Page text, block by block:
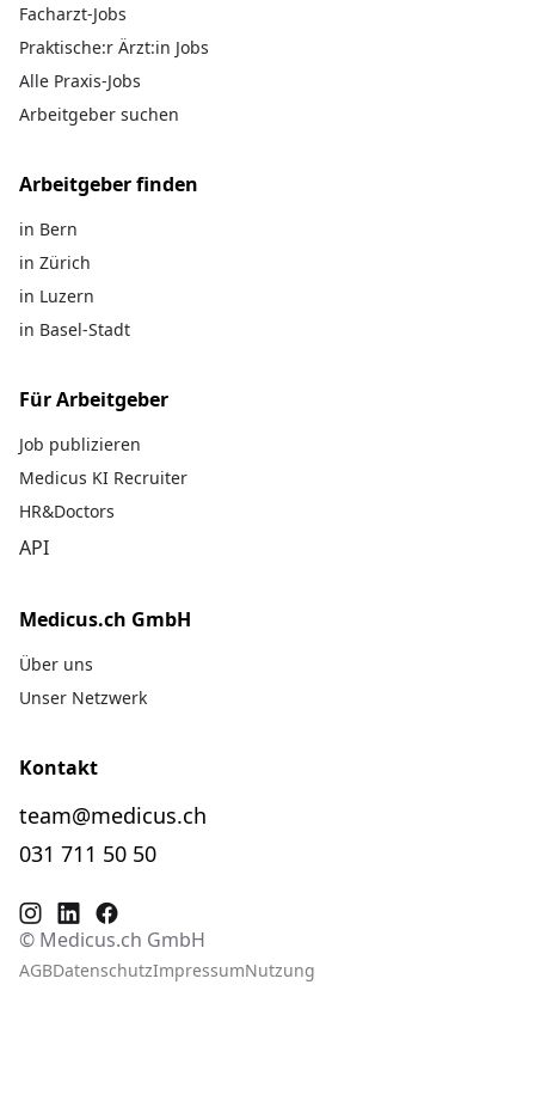
Facharzt-Jobs
Praktische:r Ärzt:in Jobs
Alle Praxis-Jobs
Arbeitgeber suchen
Arbeitgeber finden
in Bern
in Zürich
in Luzern
in Basel-Stadt
Für Arbeitgeber
Job publizieren
Medicus KI Recruiter
HR&Doctors
API
Medicus.ch GmbH
Über uns
Unser Netzwerk
Kontakt
team@medicus.ch
031 711 50 50
© Medicus.ch GmbH
AGBDatenschutzImpressumNutzung